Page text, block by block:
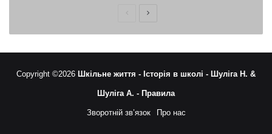
ПопередняНаступна
Copyright ©2026 Шкільне життя - Історія в школі - Шуліга Н. &
Шуліга А. - Правила
Зворотній зв’язок Про нас